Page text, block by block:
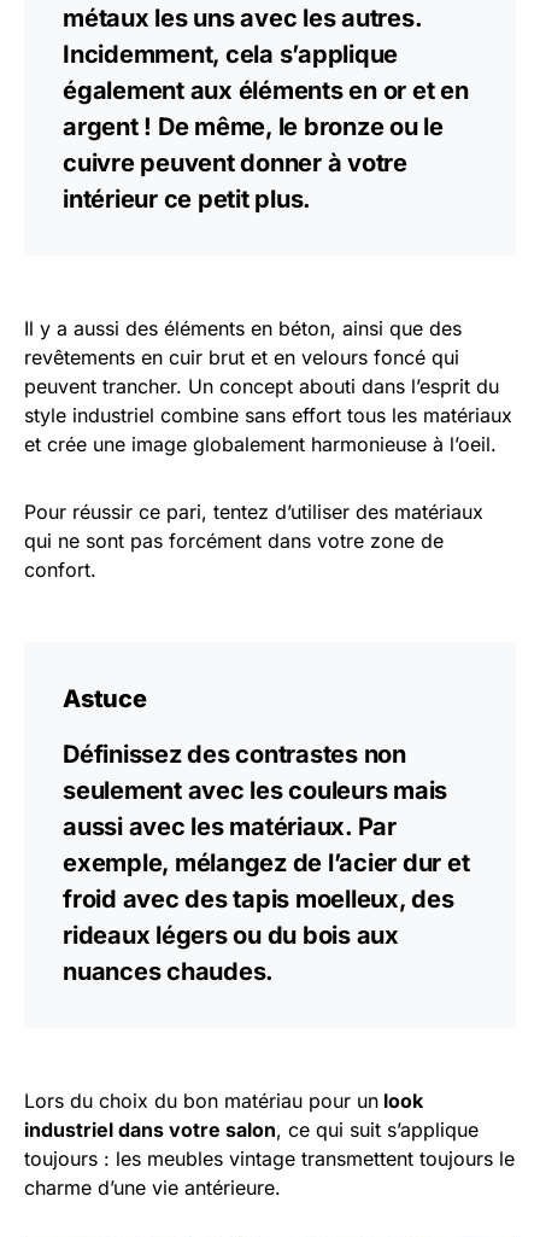
métaux les uns avec les autres.
Incidemment, cela s’applique
également aux éléments en or et en
argent ! De même, le bronze ou le
cuivre peuvent donner à votre
intérieur ce petit plus.
Il y a aussi des éléments en béton, ainsi que des
revêtements en cuir brut et en velours foncé qui
peuvent trancher. Un concept abouti dans l’esprit du
style industriel combine sans effort tous les matériaux
et crée une image globalement harmonieuse à l’oeil.
Pour réussir ce pari, tentez d’utiliser des matériaux
qui ne sont pas forcément dans votre zone de
confort.
Astuce
Définissez des contrastes non
seulement avec les couleurs mais
aussi avec les matériaux. Par
exemple, mélangez de l’acier dur et
froid avec des tapis moelleux, des
rideaux légers ou du bois aux
nuances chaudes.
Lors du choix du bon matériau pour un look
industriel dans votre salon, ce qui suit s’applique
toujours : les meubles vintage transmettent toujours le
charme d’une vie antérieure.